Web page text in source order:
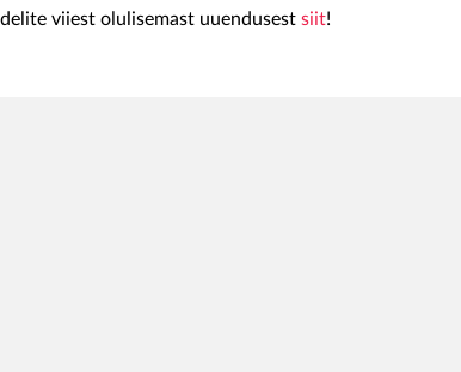
viiest olulisemast uuendusest siit!